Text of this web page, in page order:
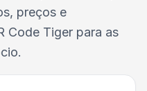
preços e
Code Tiger para as